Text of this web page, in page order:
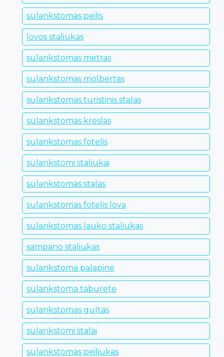
sulankstomas peilis
lovos staliukas
sulankstomas metras
sulankstomas molbertas
sulankstomas turistinis stalas
sulankstomas kreslas
sulankstomas fotelis
sulankstomi staliukai
sulankstomas stalas
sulankstomas fotelis lova
sulankstomas lauko staliukas
sampano staliukas
sulankstoma palapine
sulankstoma taburete
sulankstomas gultas
sulankstomi stalai
sulankstomas peiliukas